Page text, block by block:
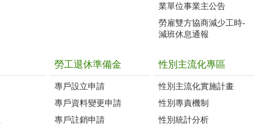
業單位事業主公告
勞雇雙方協商減少工時-
減班休息通報
勞工退休準備金
專戶設立申請
專戶資料變更申請
專戶註銷申請
性別主流化專區
性別主流化實施計畫
性別專責機制
性別統計分析